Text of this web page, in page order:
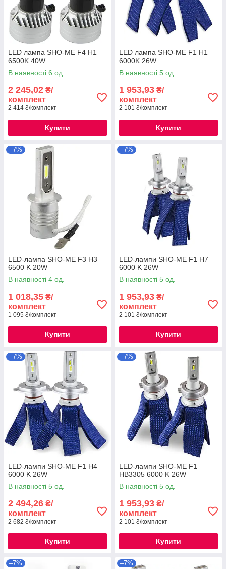
LED лампа SHO-ME F4 H1
6500K 40W
В наявності 6 од.
2 245,02 ₴/
комплект
2 414 ₴/комплект
Купити
LED лампа SHO-ME F1 H1
6000K 26W
В наявності 5 од.
1 953,93 ₴/
комплект
2 101 ₴/комплект
Купити
–7%
LED-лампа SHO-ME F3 H3
6500 K 20W
В наявності 4 од.
1 018,35 ₴/
комплект
1 095 ₴/комплект
Купити
–7%
LED-лампи SHO-ME F1 H7
6000 K 26W
В наявності 5 од.
1 953,93 ₴/
комплект
2 101 ₴/комплект
Купити
–7%
LED-лампи SHO-ME F1 H4
6000 K 26W
В наявності 5 од.
2 494,26 ₴/
комплект
2 682 ₴/комплект
Купити
–7%
LED-лампи SHO-ME F1
HB3305 6000 K 26W
В наявності 5 од.
1 953,93 ₴/
комплект
2 101 ₴/комплект
Купити
–7% –7%